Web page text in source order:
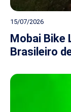
15/07/2026
Mobai Bike
Brasileiro